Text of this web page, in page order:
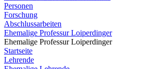
Personen
Forschung
Abschlussarbeiten
Ehemalige Professur Loiperdinger
Ehemalige Professur Loiperdinger
Startseite
Lehrende